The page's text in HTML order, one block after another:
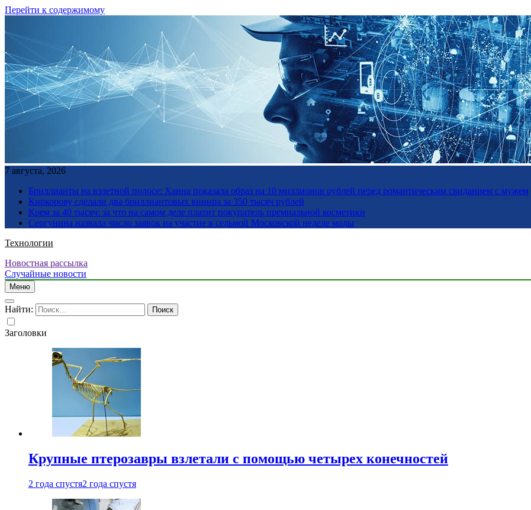
Перейти к содержимому
7 августа, 2026
Бриллианты на взлетной полосе: Ханна показала образ на 10 миллионов рублей перед романтическим свиданием с мужем
Киркорову сделали два бриллиантовых винира за 350 тысяч рублей
Крем за 40 тысяч: за что на самом деле платит покупатель премиальной косметики
Сергунина назвала число заявок на участие в седьмой Московской неделе моды
Технологии
Новостная рассылка
Случайные новости
Меню
Найти:
Заголовки
Крупные птерозавры взлетали с помощью четырех конечностей
2 года спустя2 года спустя